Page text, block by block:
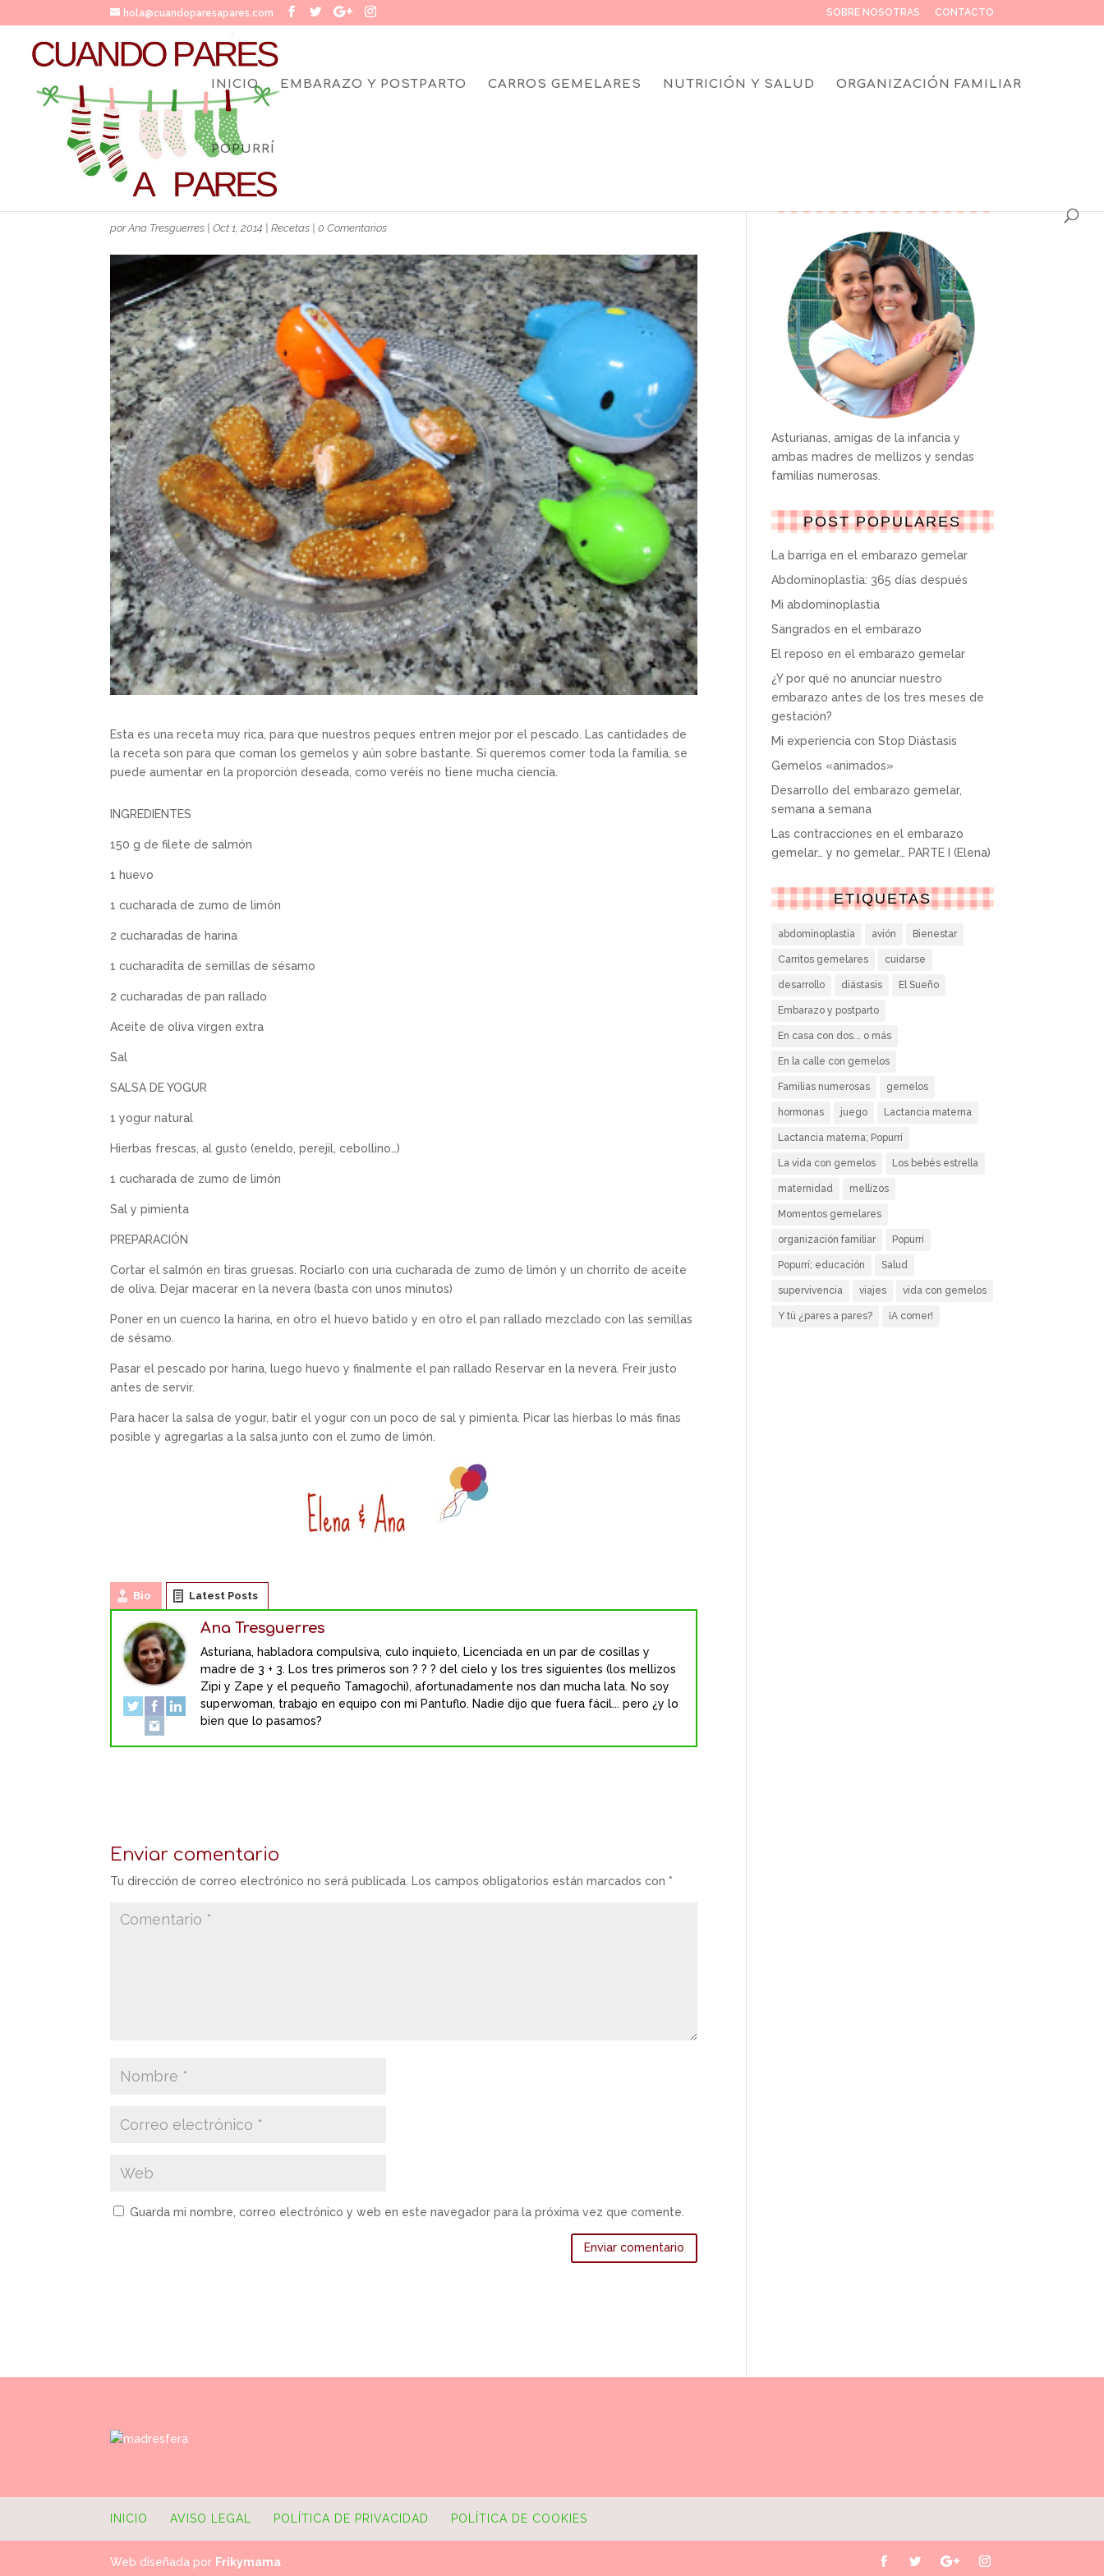
hola@cuandoparesapares.com SOBRE NOSOTRAS CONTACTO
INICIO EMBARAZO Y POSTPARTO CARROS GEMELARES NUTRICIÓN Y SALUD ORGANIZACIÓN FAMILIAR
POPURRÍ
RECETA DE PALITOS DE SALMÓN
porAna Tresguerres |Oct 1, 2014 |Recetas |0 Comentarios
Esta es una receta muy rica, para que nuestros peques entren mejor por el pescado. Las cantidades de
la receta son para que coman los gemelos y aún sobre bastante. Si queremos comer toda la familia, se
puede aumentar en la proporción deseada, como veréis no tiene mucha ciencia.
INGREDIENTES
150 g de filete de salmón
1 huevo
1 cucharada de zumo de limón
2 cucharadas de harina
1 cucharadita de semillas de sésamo
2 cucharadas de pan rallado
Aceite de oliva virgen extra
Sal
SALSA DE YOGUR
1 yogur natural
Hierbas frescas, al gusto (eneldo, perejil, cebollino…)
1 cucharada de zumo de limón
Sal y pimienta
PREPARACIÓN
Cortar el salmón en tiras gruesas. Rociarlo con una cucharada de zumo de limón y un chorrito de aceite
de oliva. Dejar macerar en la nevera (basta con unos minutos)
Poner en un cuenco la harina, en otro el huevo batido y en otro el pan rallado mezclado con las semillas
de sésamo.
Pasar el pescado por harina, luego huevo y finalmente el pan rallado Reservar en la nevera. Freir justo
antes de servir.
Para hacer la salsa de yogur, batir el yogur con un poco de sal y pimienta. Picar las hierbas lo más finas
posible y agregarlas a la salsa junto con el zumo de limón.
Bio Latest Posts
Ana Tresguerres
Asturiana, habladora compulsiva, culo inquieto, Licenciada en un par de cosillas y
madre de 3 + 3. Los tres primeros son ? ? ? del cielo y los tres siguientes (los mellizos
Zipi y Zape y el pequeño Tamagochi), afortunadamente nos dan mucha lata. No soy
superwoman, trabajo en equipo con mi Pantuflo. Nadie dijo que fuera fácil... pero ¿y lo
bien que lo pasamos?
Enviar comentario
Tu dirección de correo electrónico no será publicada. Los campos obligatorios están marcados con *
Guarda mi nombre, correo electrónico y web en este navegador para la próxima vez que comente.
Asturianas, amigas de la infancia y
ambas madres de mellizos y sendas
familias numerosas.
POST POPULARES
La barriga en el embarazo gemelar
Abdominoplastia: 365 días después
Mi abdominoplastia
Sangrados en el embarazo
El reposo en el embarazo gemelar
¿Y por qué no anunciar nuestro
embarazo antes de los tres meses de
gestación?
Mi experiencia con Stop Diástasis
Gemelos «animados»
Desarrollo del embarazo gemelar,
semana a semana
Las contracciones en el embarazo
gemelar… y no gemelar… PARTE I (Elena)
ETIQUETAS
abdominoplastia avión Bienestar
Carritos gemelares cuidarse
desarrollo diástasis El Sueño
Embarazo y postparto
En casa con dos... o más
En la calle con gemelos
Familias numerosas gemelos
hormonas juego Lactancia materna
Lactancia materna; Popurrí
La vida con gemelos Los bebés estrella
maternidad mellizos
Momentos gemelares
organización familiar Popurrí
Popurrí; educación Salud
supervivencia viajes vida con gemelos
Y tú ¿pares a pares? ¡A comer!
INICIO AVISO LEGAL POLÍTICA DE PRIVACIDAD POLÍTICA DE COOKIES
Web diseñada por Frikymama